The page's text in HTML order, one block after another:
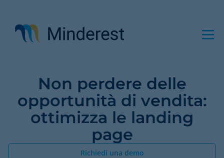
contenuto
principale
Non perdere delle
opportunità di vendita:
ottimizza le landing
page
Richiedi una demo